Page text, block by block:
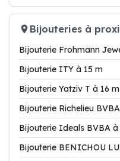
Bijouteries à
Bijouterie Frohmann
Bijouterie ITY à 15 m
Bijouterie Yatziv T à 16 m
Bijouterie Richelieu
Bijouterie Ideals BVBA
Bijouterie BENICHOU